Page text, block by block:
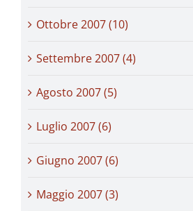
Ottobre 2007 (10)
Settembre 2007 (4)
Agosto 2007 (5)
Luglio 2007 (6)
Giugno 2007 (6)
Maggio 2007 (3)